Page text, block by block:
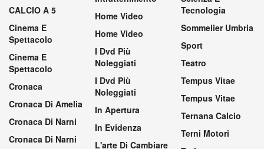
CALCIO A 5
Cinema E
Spettacolo
Cinema E
Spettacolo
Cronaca
Cronaca Di Amelia
Cronaca Di Narni
Cronaca Di Narni
Home Video
Home Video
I Dvd Più
Noleggiati
I Dvd Più
Noleggiati
In Apertura
In Evidenza
L'arte Di Cambiare
Tecnologia
Sommelier Umbria
Sport
Teatro
Tempus Vitae
Tempus Vitae
Ternana Calcio
Terni Motori